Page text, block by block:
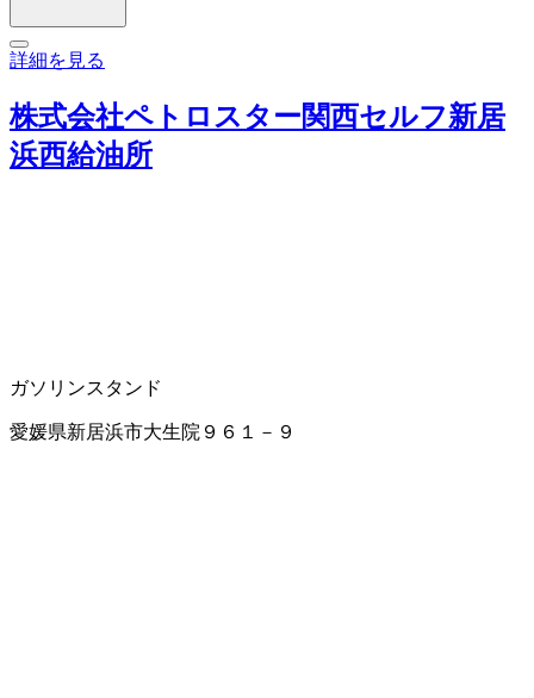
詳細を見る
株式会社ペトロスター関西セルフ新居
浜西給油所
ガソリンスタンド
愛媛県新居浜市大生院９６１－９